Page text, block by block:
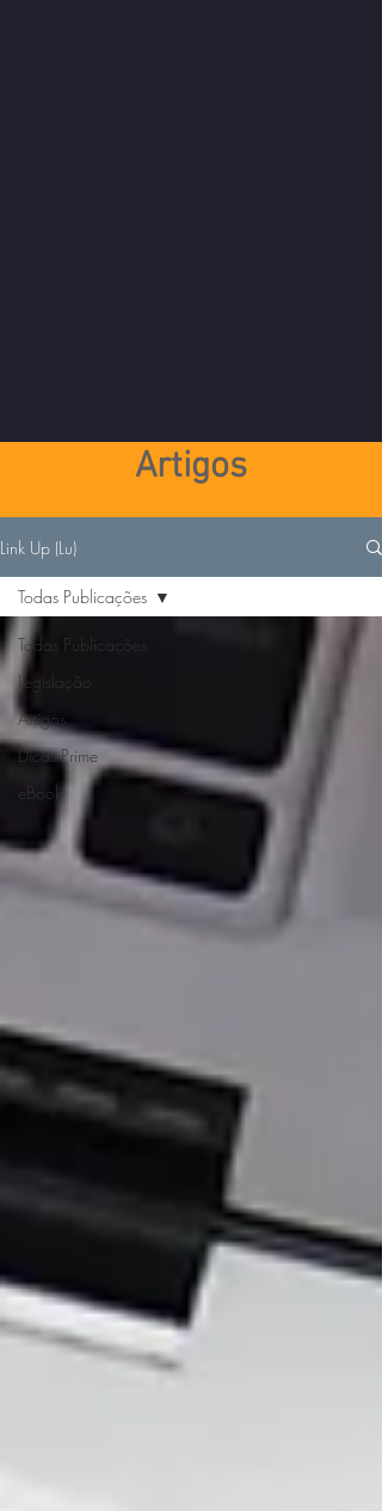
Artigos
Link Up (Lu)
Todas Publicações
Legislação
Artigos
Dicas Prime
eBook
Todas Publicações